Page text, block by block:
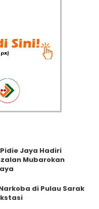
Jaya Hadiri
Mubarokan
di Pulau Sarak